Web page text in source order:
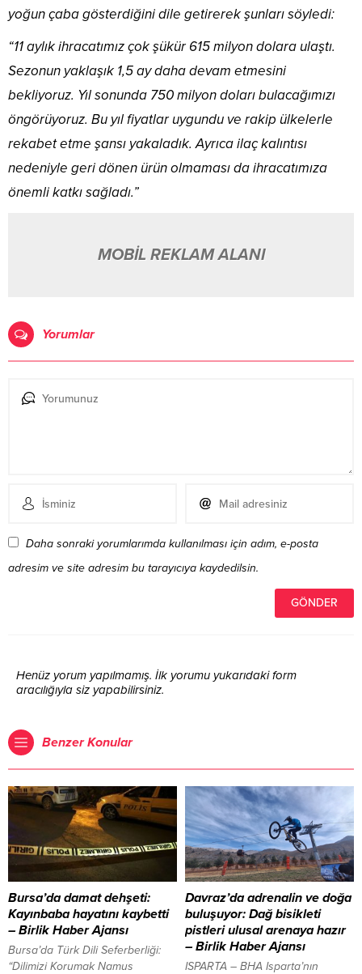
yoğun çaba gösterdiğini dile getirerek şunları söyledi:
“11 aylık ihracatımız çok şükür 615 milyon dolara ulaştı.
Sezonun yaklaşık 1,5 ay daha devam etmesini
bekliyoruz. Yıl sonunda 750 milyon doları bulacağımızı
öngörüyoruz. Bu yıl fiyatlar uygundu ve rakip ülkelerle
rekabet etme şansı yakaladık. Ayrıca ilaç kalıntısı
nedeniyle geri dönen ürün olmaması da ihracatımıza
önemli katkı sağladı.”
MOBİL REKLAM ALANI
Yorumlar
Daha sonraki yorumlarımda kullanılması için adım, e-posta
adresim ve site adresim bu tarayıcıya kaydedilsin.
Henüz yorum yapılmamış. İlk yorumu yukarıdaki form
aracılığıyla siz yapabilirsiniz.
Benzer Konular
Bursa’da damat dehşeti:
Kayınbaba hayatını kaybetti
– Birlik Haber Ajansı
Bursa’da Türk Dili Seferberliği:
“Dilimizi Korumak Namus
Davraz’da adrenalin ve doğa
buluşuyor: Dağ bisikleti
pistleri ulusal arenaya hazır
– Birlik Haber Ajansı
ISPARTA – BHA Isparta’nın